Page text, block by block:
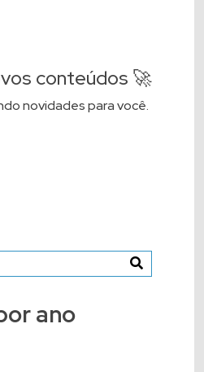
conteúdos 🚀
novidades para você.
ano